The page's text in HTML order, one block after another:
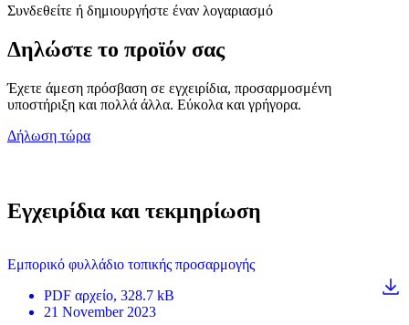
Συνδεθείτε ή δημιουργήστε έναν λογαριασμό
Δηλώστε το προϊόν σας
Έχετε άμεση πρόσβαση σε εγχειρίδια, προσαρμοσμένη
υποστήριξη και πολλά άλλα. Εύκολα και γρήγορα.
Δήλωση τώρα
Εγχειρίδια και τεκμηρίωση
Εμπορικό φυλλάδιο τοπικής προσαρμογής
PDF αρχείο, 328.7 kB
21 November 2023